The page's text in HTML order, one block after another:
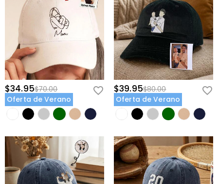
$34.95$70.00
Oferta de Verano
$39.95$80.00
Oferta de Verano